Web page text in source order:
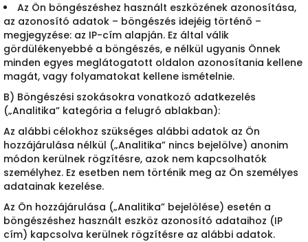
Az Ön böngészéshez használt eszközének azonosítása,
az azonosító adatok – böngészés idejéig történő –
megjegyzése: az IP-cím alapján. Ez által válik
gördülékenyebbé a böngészés, e nélkül ugyanis Önnek
minden egyes meglátogatott oldalon azonosítania kellene
magát, vagy folyamatokat kellene ismételnie.
B) Böngészési szokásokra vonatkozó adatkezelés
(„Analitika” kategória a felugró ablakban):
Az alábbi célokhoz szükséges alábbi adatok az Ön
hozzájárulása nélkül („Analitika” nincs bejelölve) anonim
módon kerülnek rögzítésre, azok nem kapcsolhatók
személyhez. Ez esetben nem történik meg az Ön személyes
adatainak kezelése.
Az Ön hozzájárulása („Analitika” bejelölése) esetén a
böngészéshez használt eszköz azonosító adataihoz (IP
cím) kapcsolva kerülnek rögzítésre az alábbi adatok.